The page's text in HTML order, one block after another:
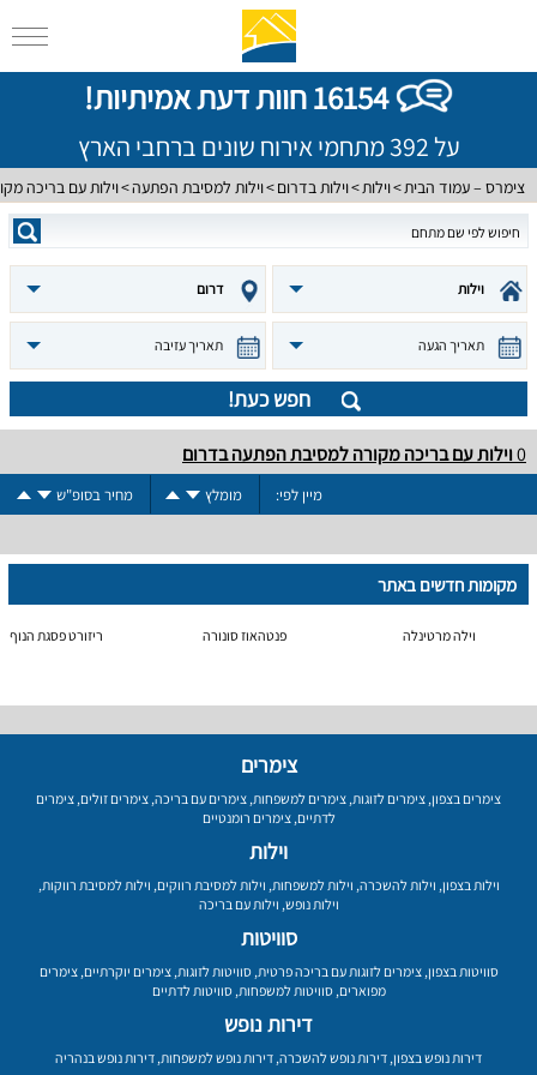
16154 חוות דעת אמיתיות!
על 392 מתחמי אירוח שונים ברחבי הארץ
צימרס – עמוד הבית וילות וילות בדרום וילות למסיבת הפתעה וילות עם בריכה
וילות דרום
תאריך הגעה תאריך עזיבה
חפש כעת!
0וילות עם בריכה מקורה למסיבת הפתעה בדרום
מיין לפי: מומלץ מחיר בסופ"ש
מקומות חדשים באתר
וילה מרטינלה פנטהאוז סונורה ריזורט פסגת הנוף
צימרים
צימרים בצפון, צימרים לזוגות, צימרים למשפחות, צימרים עם בריכה, צימרים זולים, צימרים
לדתיים,צימרים רומנטיים
וילות
וילות בצפון, וילות להשכרה, וילות למשפחות, וילות למסיבת רווקים, וילות למסיבת רווקות,
וילות נופש, וילות עם בריכה
סוויטות
סוויטות בצפון,צימרים לזוגות עם בריכה פרטית,סוויטות לזוגות,צימרים יוקרתיים,צימרים
מפוארים,סוויטות למשפחות,סוויטות לדתיים
דירות נופש
דירות נופש בצפון, דירות נופש להשכרה, דירות נופש למשפחות, דירות נופש בנהריה